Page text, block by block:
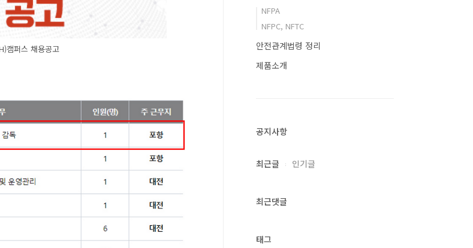
캠퍼스 채용공고
NFPA
NFPC, NFTC
안전관계법령 정리
제품소개
공지사항
최근글 인기글
최근댓글
태그